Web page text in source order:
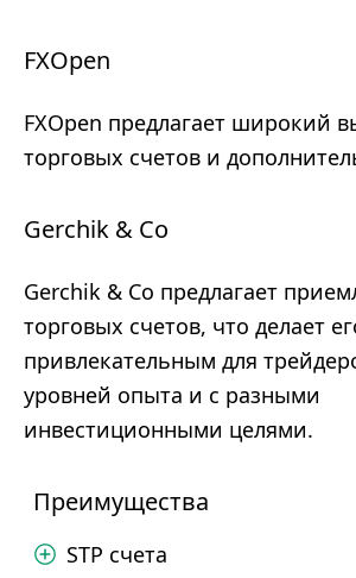
FXOpen
FXOpen предлагает широкий
торговых счетов и
Gerchik & Co
Gerchik & Co предлагает
торговых счетов, что делает
привлекательным для
уровней опыта и с разными
инвестиционными целями.
Преимущества
STP счета